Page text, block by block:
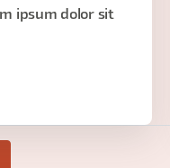
ipsum dolor sit